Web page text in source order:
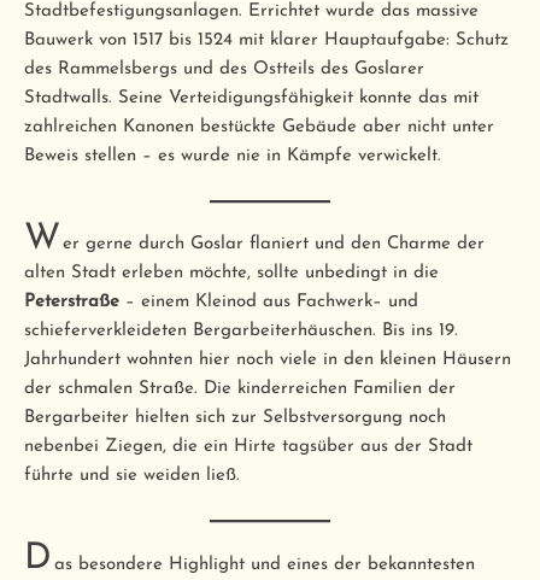
Stadtbefestigungsanlagen. Errichtet wurde das massive
Bauwerk von 1517 bis 1524 mit klarer Hauptaufgabe: Schutz
des Rammelsbergs und des Ostteils des Goslarer
Stadtwalls. Seine Verteidigungsfähigkeit konnte das mit
zahlreichen Kanonen bestückte Gebäude aber nicht unter
Beweis stellen – es wurde nie in Kämpfe verwickelt.
W er gerne durch Goslar flaniert und den Charme der
alten Stadt erleben möchte, sollte unbedingt in die
Peterstraße – einem Kleinod aus Fachwerk– und
schieferverkleideten Bergarbeiterhäuschen. Bis ins 19.
Jahrhundert wohnten hier noch viele in den kleinen Häusern
der schmalen Straße. Die kinderreichen Familien der
Bergarbeiter hielten sich zur Selbstversorgung noch
nebenbei Ziegen, die ein Hirte tagsüber aus der Stadt
führte und sie weiden ließ.
D as besondere Highlight und eines der bekanntesten